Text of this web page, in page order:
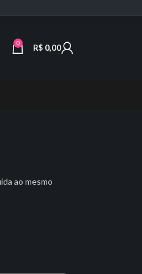
0 R$ 0,00
ao mesmo